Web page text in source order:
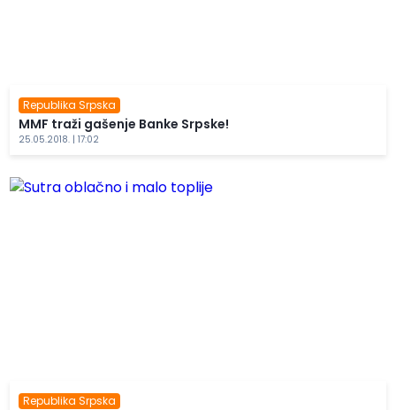
Republika Srpska
MMF traži gašenje Banke Srpske!
25.05.2018. | 17:02
Republika Srpska